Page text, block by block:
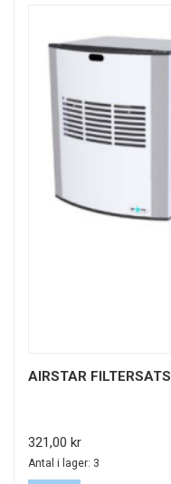
AIRSTAR
Pris
321,00 kr
Antal i lager: 3